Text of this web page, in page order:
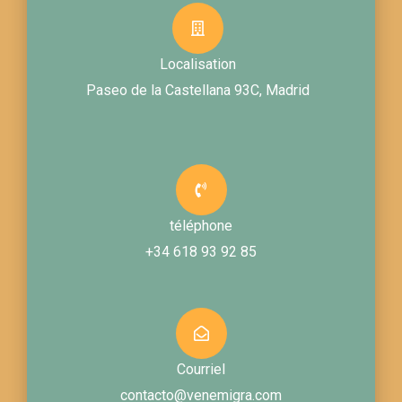
Localisation
Paseo de la Castellana 93C, Madrid
téléphone
+34 618 93 92 85
Courriel
contacto@venemigra.com